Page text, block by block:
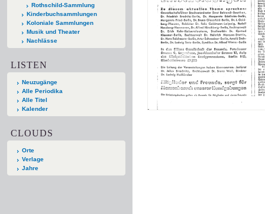
Rothschild-Sammlung
Kinderbuchsammlungen
Koloniale Sammlungen
Musik und Theater
Nachlässe
LISTEN
Neuzugänge
Alle Periodika
Alle Titel
Kalender
CLOUDS
Orte
Verlage
Jahre